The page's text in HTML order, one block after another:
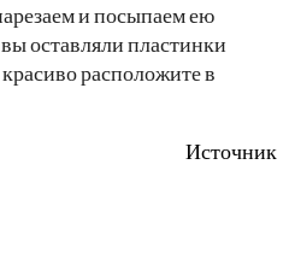
и посыпаем ею
оставляли пластинки
расположите в
Источник